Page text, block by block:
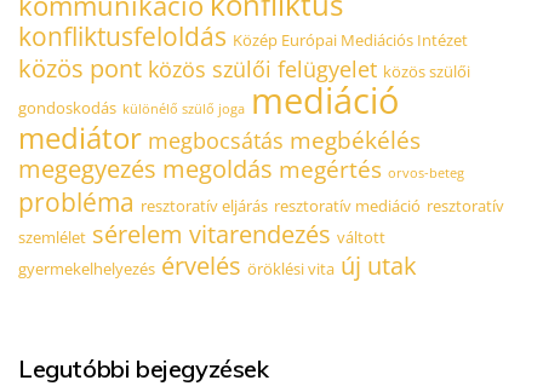
konfliktusfeloldás Közép Európai Mediációs Intézet
közös pont közös szülői felügyelet közös szülői
gondoskodás különélő szülő joga mediáció
mediátor megbocsátás megbékélés
megegyezés megoldás megértés orvos-beteg
probléma resztoratív eljárás resztoratív mediáció resztoratív
szemlélet sérelem vitarendezés váltott
gyermekelhelyezés érvelés öröklési vita új utak
Legutóbbi bejegyzések